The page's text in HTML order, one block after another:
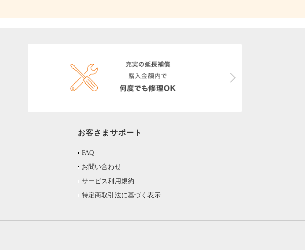
お客さまサポート
FAQ
お問い合わせ
サービス利用規約
特定商取引法に基づく表示